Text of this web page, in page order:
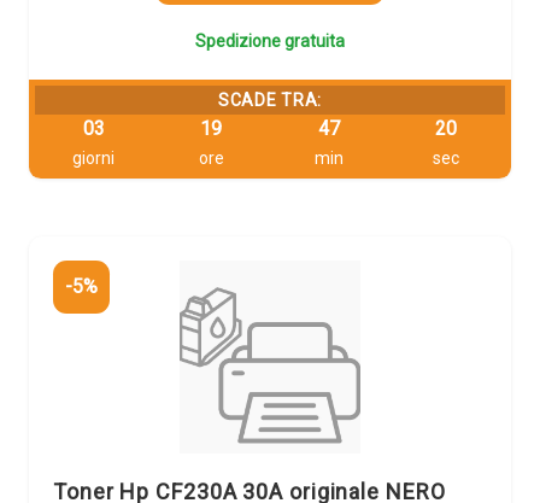
Spedizione gratuita
SCADE TRA:
03
giorni
19
ore
47
min
20
sec
-5%
Toner Hp CF230A 30A originale NERO